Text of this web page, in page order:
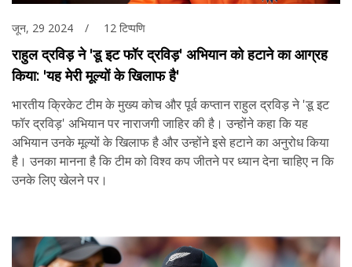
जून, 29 2024 12 टिप्पणि
राहुल द्रविड़ ने 'डू इट फॉर द्रविड़' अभियान को हटाने का आग्रह
किया: 'यह मेरी मूल्यों के खिलाफ है'
भारतीय क्रिकेट टीम के मुख्य कोच और पूर्व कप्तान राहुल द्रविड़ ने 'डू इट
फॉर द्रविड़' अभियान पर नाराजगी जाहिर की है। उन्होंने कहा कि यह
अभियान उनके मूल्यों के खिलाफ है और उन्होंने इसे हटाने का अनुरोध किया
है। उनका मानना है कि टीम को विश्व कप जीतने पर ध्यान देना चाहिए न कि
उनके लिए खेलने पर।